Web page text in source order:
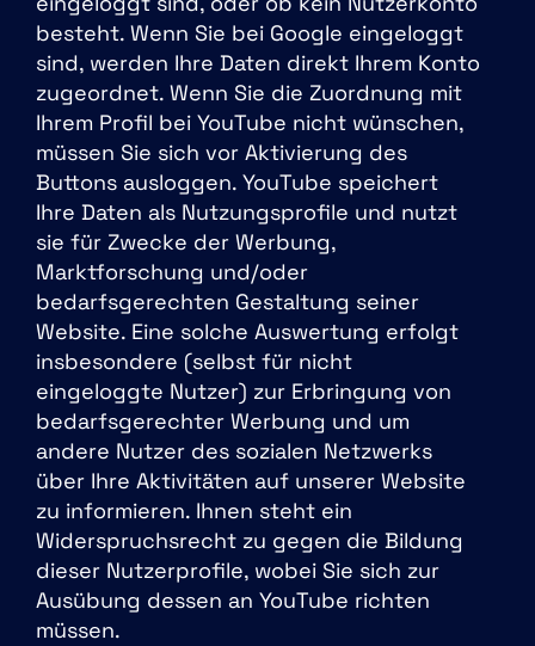
besteht. Wenn Sie bei Google eingeloggt
sind, werden Ihre Daten direkt Ihrem Konto
zugeordnet. Wenn Sie die Zuordnung mit
Ihrem Profil bei YouTube nicht wünschen,
müssen Sie sich vor Aktivierung des
Buttons ausloggen. YouTube speichert
Ihre Daten als Nutzungsprofile und nutzt
sie für Zwecke der Werbung,
Marktforschung und/oder
bedarfsgerechten Gestaltung seiner
Website. Eine solche Auswertung erfolgt
insbesondere (selbst für nicht
eingeloggte Nutzer) zur Erbringung von
bedarfsgerechter Werbung und um
andere Nutzer des sozialen Netzwerks
über Ihre Aktivitäten auf unserer Website
zu informieren. Ihnen steht ein
Widerspruchsrecht zu gegen die Bildung
dieser Nutzerprofile, wobei Sie sich zur
Ausübung dessen an YouTube richten
müssen.